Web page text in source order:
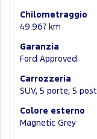
Chilometraggio
49.967 km
Garanzia
Ford Approved
Carrozzeria
SUV, 5 porte, 5 posti
Colore esterno
Magnetic Grey